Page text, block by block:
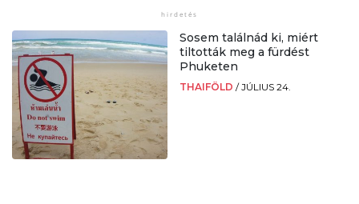
Sosem találnád ki, miért
tiltották meg a fürdést
Phuketen
THAIFÖLD /JÚLIUS 24.